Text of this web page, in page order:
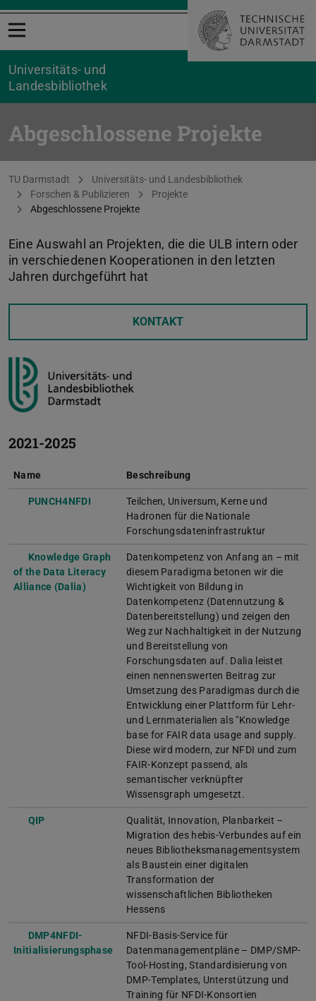
Menü öffnen
Universitäts- und
Landesbibliothek
Abgeschlossene Projekte
Sie befinden sich hier:
TU Darmstadt
Universitäts- und Landesbibliothek
Forschen & Publizieren
Projekte
Abgeschlossene Projekte
Eine Auswahl an Projekten, die die ULB intern oder
in verschiedenen Kooperationen in den letzten
Jahren durchgeführt hat
KONTAKT
2021-2025
Name Beschreibung
PUNCH4NFDI
Teilchen, Universum, Kerne und
Hadronen für die Nationale
Forschungsdateninfrastruktur
Knowledge Graph
of the Data Literacy
Alliance (Dalia)
Datenkompetenz von Anfang an – mit
diesem Paradigma betonen wir die
Wichtigkeit von Bildung in
Datenkompetenz (Datennutzung &
Datenbereitstellung) und zeigen den
Weg zur Nachhaltigkeit in der Nutzung
und Bereitstellung von
Forschungsdaten auf. Dalia leistet
einen nennenswerten Beitrag zur
Umsetzung des Paradigmas durch die
Entwicklung einer Plattform für Lehr-
und Lernmaterialien als "Knowledge
base for FAIR data usage and supply.
Diese wird modern, zur NFDI und zum
FAIR-Konzept passend, als
semantischer verknüpfter
Wissensgraph umgesetzt.
QIP
Qualität, Innovation, Planbarkeit –
Migration des hebis-Verbundes auf ein
neues Bibliotheksmanagementsystem
als Baustein einer digitalen
Transformation der
wissenschaftlichen Bibliotheken
Hessens
DMP4NFDI-
Initialisierungsphase
NFDI-Basis-Service für
Datenmanagementpläne – DMP/SMP-
Tool-Hosting, Standardisierung von
DMP-Templates, Unterstützung und
Training für NFDI-Konsortien